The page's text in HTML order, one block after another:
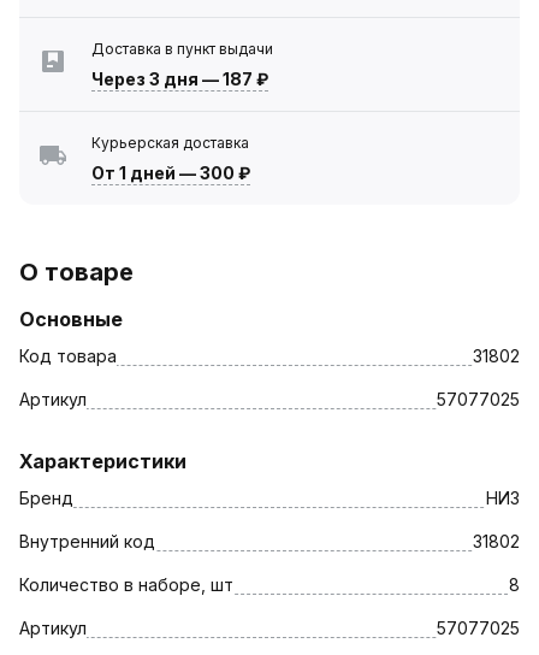
Доставка в пункт выдачи
Через 3 дня —187 ₽
Курьерская доставка
От 1 дней —300 ₽
О товаре
Основные
Код товара 31802
Артикул 57077025
Характеристики
Бренд НИЗ
Внутренний код 31802
Количество в наборе, шт 8
Артикул 57077025